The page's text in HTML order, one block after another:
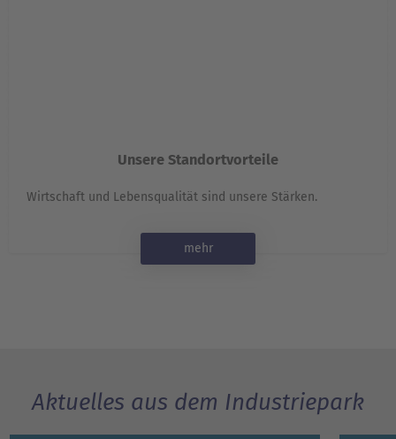
Unsere Standortvorteile
Wirtschaft und Lebensqualität sind unsere Stärken.
mehr
Aktuelles aus dem Industriepark